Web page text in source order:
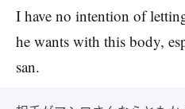
I have no intention of
he wants with this body,
san.